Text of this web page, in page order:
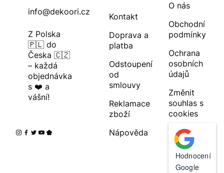
info@dekoori.cz
Z Polska
🇵🇱 do
Česka 🇨🇿
– každá
objednávka
s ❤️ a
vášní!
Kontakt
Doprava a
platba
Odstoupení
od
smlouvy
Reklamace
zboží
Nápověda
O nás
Obchodní
podmínky
Ochrana
osobních
údajů
Změnit
souhlas s
cookies
Hodnocení
Google